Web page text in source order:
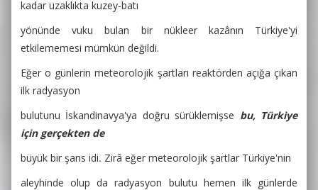
kadar uzaklıkta kuzey-batı
yönünde vuku bulan bir nükleer kazânın Türkiye'yi
etkilememesi mümkün değildi.
Eğer o günlerin meteorolojik şartları reaktörden açığa çıkan
ilk radyasyon
bulutunu İskandinavya'ya doğru sürüklemişse bu, Türkiye
için gerçekten de
büyük bir şans idi. Zirâ eğer meteorolojik şartlar Türkiye'nin
aleyhinde olup da radyasyon bulutu hemen ilk günlerde